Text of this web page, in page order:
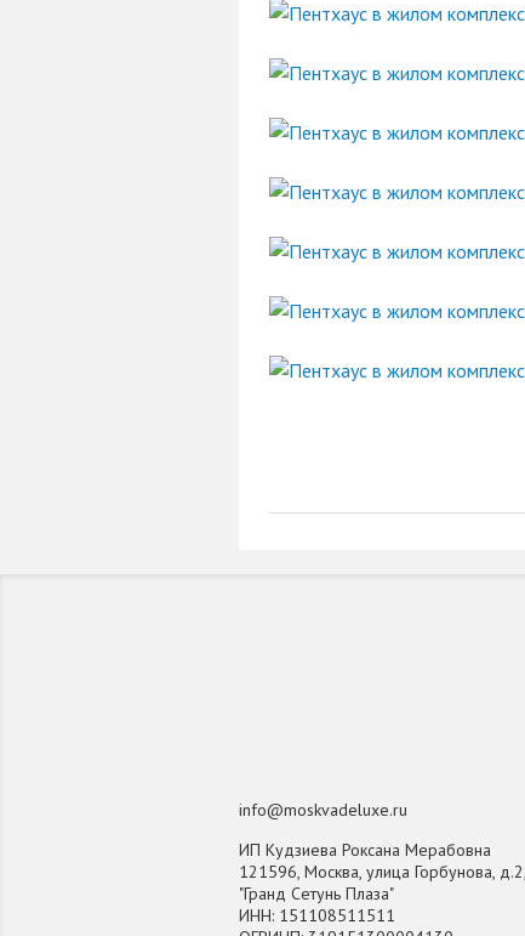
info@moskvadeluxe.ru
ИП Кудзиева Роксана Мерабовна
121596, Москва, улица Горбунова,
"Гранд Сетунь Плаза"
ИНН: 151108511511